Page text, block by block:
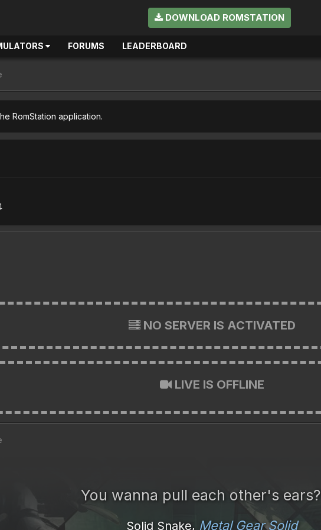
DOWNLOAD ROMSTATION
FORUMS LEADERBOARD
RomStation application.
NO SERVER IS ACTIVATED
LIVE IS OFFLINE
You wanna pull each other's ears?
Solid Snake, Metal Gear Solid